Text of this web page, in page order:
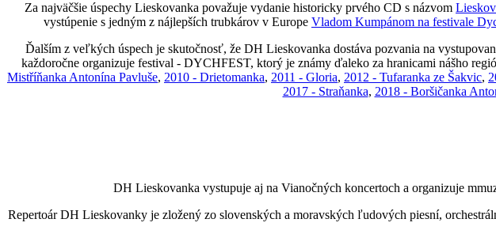
Za najväčšie úspechy Lieskovanka považuje vydanie historicky prvého CD s názvom
vystúpenie s jedným z nájlepších trubkárov v Europe Vladom Kumpánom na festivale
Ďalším z veľkých úspech je skutočnosť, že DH Lieskovanka dostáva pozvania na
každoročne organizuje festival - DYCHFEST, ktorý je známy ďaleko za hranicami nášho
Mistříňanka Antonína Pavluše, 2010 - Drietomanka, 2011 - Gloria, 2012 - Tufaranka ze Šakvic,
2017 - Straňanka, 2018 - Boršičanka
DH Lieskovanka vystupuje aj na Vianočných koncertoch a organizuje
Repertoár DH Lieskovanky je zložený zo slovenských a moravských ľudových piesní,